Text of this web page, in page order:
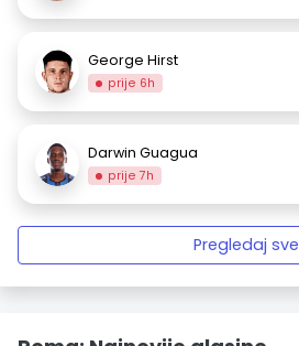
George Hirst
prije 6h
Darwin Guagua
prije 7h
Pregledaj sve